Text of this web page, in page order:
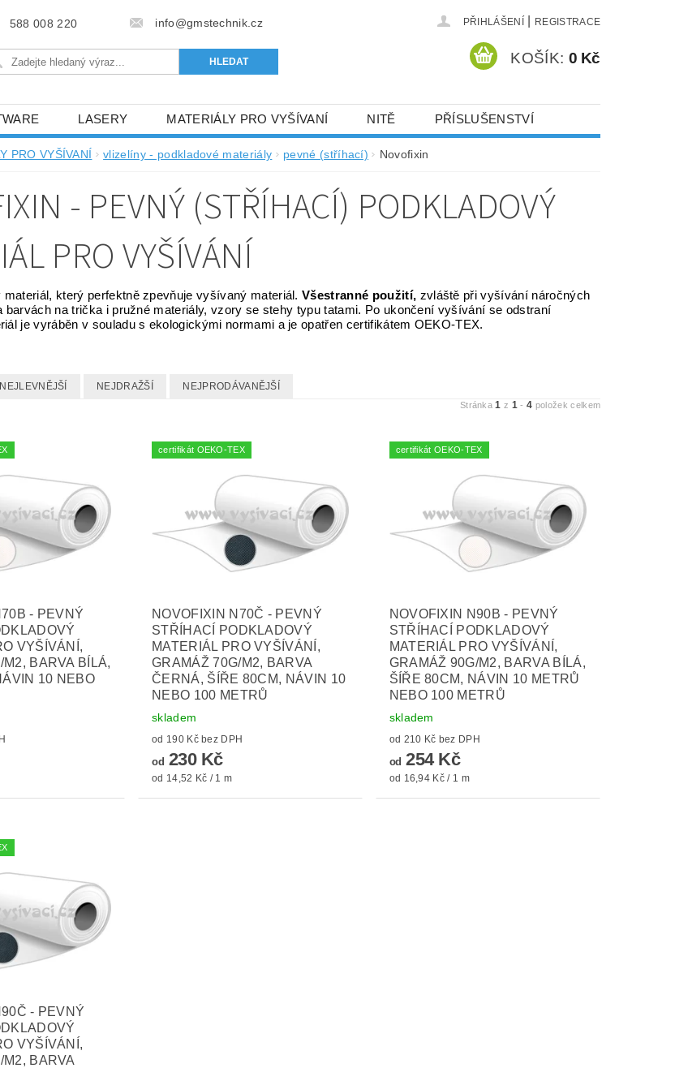
588 008 220 info@gmstechnik.cz PŘIHLÁŠENÍ REGISTRACE
KOŠÍK: 0 Kč
LASERY MATERIÁLY PRO VYŠÍVANÍ NITĚ PŘÍSLUŠENSTVÍ
BAREVNICE A KATALOGY DOPRODEJ A SLEVY
5.2024 OBCHODNÍ PODMÍNKY PRO E-SHOP VYSIVACI.CZ
PRO VYŠÍVANÍ vlizelíny - podkladové materiály pevné (stříhací) Novofixin
- PEVNÝ (STŘÍHACÍ) PODKLADOVÝ
PRO VYŠÍVÁNÍ
materiál, který perfektně zpevňuje vyšívaný materiál.Všestranné použití, zvláště při vyšívání náročných
barvách na trička i pružné materiály, vzory se stehy typu tatami. Po ukončení vyšívání se odstraní
je vyráběn v souladu s ekologickými normami a je opatřen certifikátem OEKO-TEX.
NEJLEVNĚJŠÍ NEJDRAŽŠÍ NEJPRODÁVANĚJŠÍ
Stránka1 z 1 -4 položek celkem
- PEVNÝ
VYŠÍVÁNÍ,
BARVA BÍLÁ,
10 NEBO
certifikát OEKO-TEX
NOVOFIXIN N70Č - PEVNÝ
STŘÍHACÍ PODKLADOVÝ
MATERIÁL PRO VYŠÍVÁNÍ,
GRAMÁŽ 70G/M2, BARVA
ČERNÁ, ŠÍŘE 80CM, NÁVIN 10
NEBO 100 METRŮ
skladem
od 190 Kč bez DPH
od 230 Kč
od 14,52 Kč / 1 m
certifikát OEKO-TEX
NOVOFIXIN N90B - PEVNÝ
STŘÍHACÍ PODKLADOVÝ
MATERIÁL PRO VYŠÍVÁNÍ,
GRAMÁŽ 90G/M2, BARVA BÍLÁ,
ŠÍŘE 80CM, NÁVIN 10 METRŮ
NEBO 100 METRŮ
skladem
od 210 Kč bez DPH
od 254 Kč
od 16,94 Kč / 1 m
- PEVNÝ
VYŠÍVÁNÍ,
BARVA